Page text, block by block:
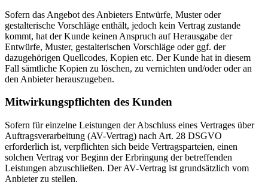
Sofern das Angebot des Anbieters Entwürfe, Muster oder
gestalterische Vorschläge enthält, jedoch kein Vertrag zustande
kommt, hat der Kunde keinen Anspruch auf Herausgabe der
Entwürfe, Muster, gestalterischen Vorschläge oder ggf. der
dazugehörigen Quellcodes, Kopien etc. Der Kunde hat in diesem
Fall sämtliche Kopien zu löschen, zu vernichten und/oder oder an
den Anbieter herauszugeben.
Mitwirkungspflichten des Kunden
Sofern für einzelne Leistungen der Abschluss eines Vertrages über
Auftragsverarbeitung (AV-Vertrag) nach Art. 28 DSGVO
erforderlich ist, verpflichten sich beide Vertragsparteien, einen
solchen Vertrag vor Beginn der Erbringung der betreffenden
Leistungen abzuschließen. Der AV-Vertrag ist grundsätzlich vom
Anbieter zu stellen.